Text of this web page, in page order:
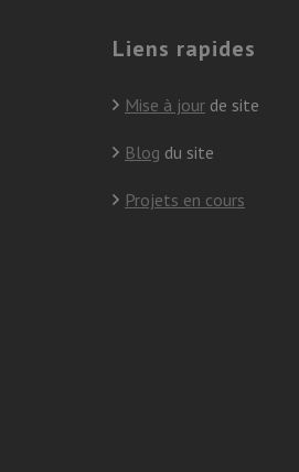
Liens rapides
Mise à jour de site
Blog du site
Projets en cours